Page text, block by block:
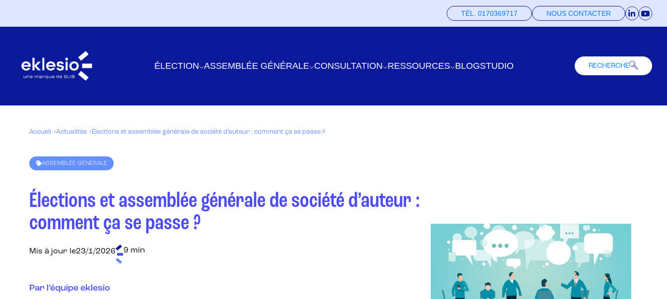
TÉL. 0170369717 NOUS CONTACTER
ÉLECTION ASSEMBLÉE GÉNÉRALE CONSULTATION RESSOURCES BLOGSTUDIO RECHERCHE
Accueil Actualités Élections et assemblée générale de société d’auteur : comment ça se passe ?
ASSEMBLÉE GÉNÉRALE
Élections et assemblée générale de société d’auteur :
comment ça se passe ?
Mis à jour le23/1/2026 9 min
Par l’équipe eklesio